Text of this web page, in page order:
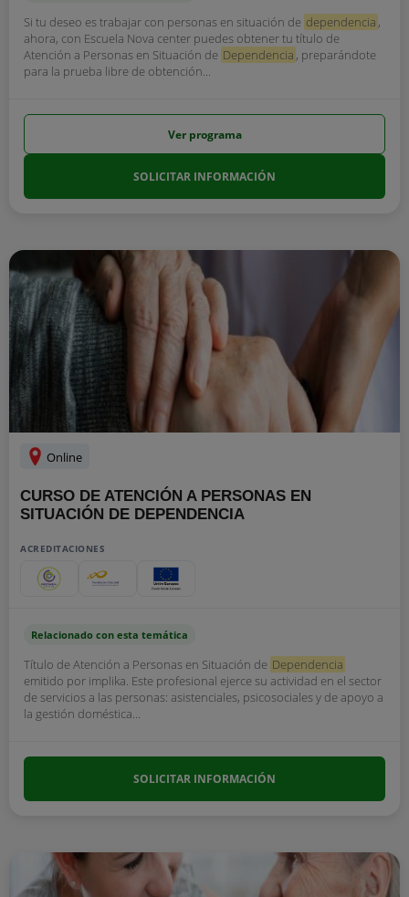
Si tu deseo es trabajar con personas en situación de dependencia ,
ahora, con Escuela Nova center puedes obtener tu título de
Atención a Personas en Situación de Dependencia , preparándote
para la prueba libre de obtención...
Ver programa
SOLICITAR INFORMACIÓN
Online
CURSO DE ATENCIÓN A PERSONAS EN
SITUACIÓN DE DEPENDENCIA
ACREDITACIONES
Relacionado con esta temática
Título de Atención a Personas en Situación de Dependencia
emitido por implika. Este profesional ejerce su actividad en el sector
de servicios a las personas: asistenciales, psicosociales y de apoyo a
la gestión doméstica...
SOLICITAR INFORMACIÓN